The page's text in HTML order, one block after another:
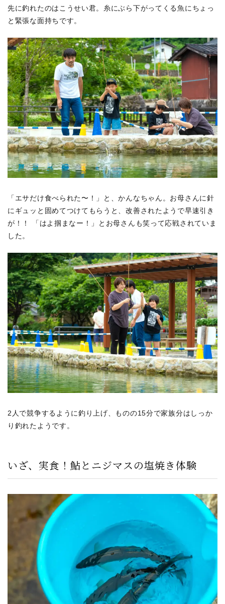
先に釣れたのはこうせい君。糸にぶら下がってくる魚にちょっ
と緊張な面持ちです。
「エサだけ食べられた〜！」と、かんなちゃん。お母さんに針
にギュッと固めてつけてもらうと、改善されたようで早速引き
が！！ 「はよ掴まなー！」とお母さんも笑って応戦されていま
した。
2人で競争するように釣り上げ、ものの15分で家族分はしっか
り釣れたようです。
いざ、実食！鮎とニジマスの塩焼き体験